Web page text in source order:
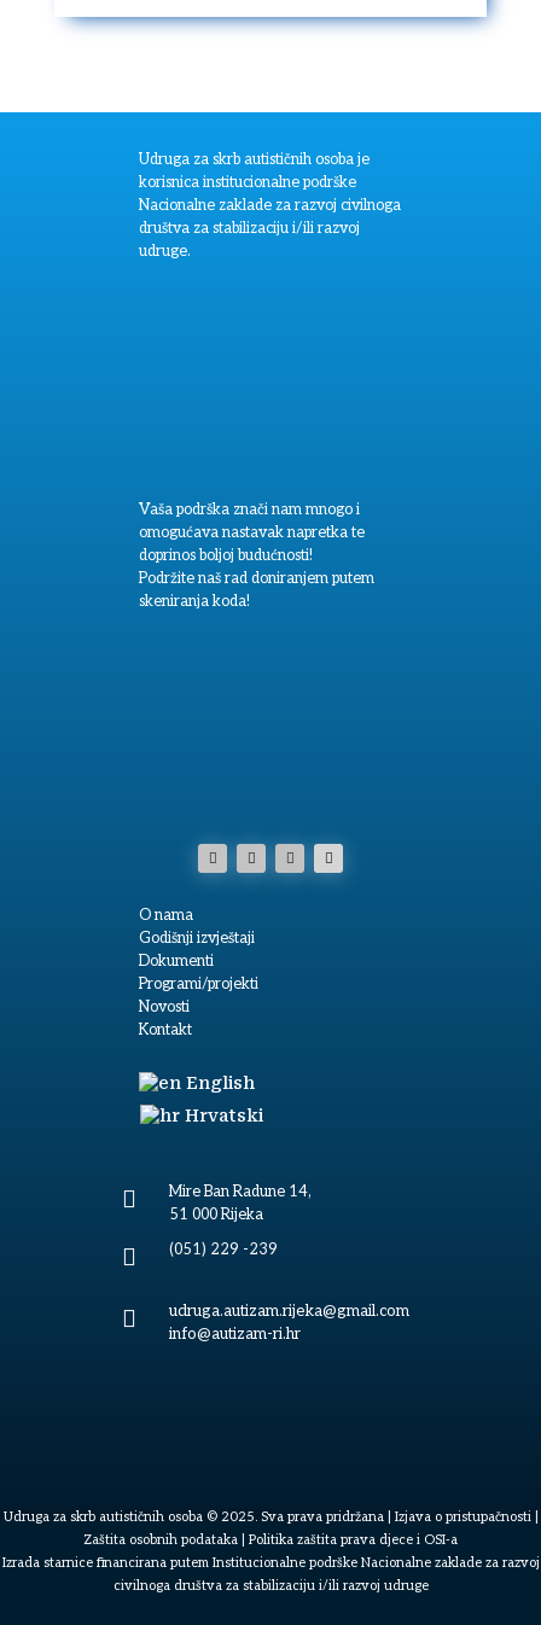
Udruga za skrb autističnih osoba je
korisnica institucionalne podrške
Nacionalne zaklade za razvoj civilnoga
društva za stabilizaciju i/ili razvoj
udruge.
Vaša podrška znači nam mnogo i
omogućava nastavak napretka te
doprinos boljoj budućnosti!
Podržite naš rad doniranjem putem
skeniranja koda!
O nama
Godišnji izvještaji
Dokumenti
Programi/projekti
Novosti
Kontakt
English
Hrvatski

Mire Ban Radune 14,
51 000 Rijeka
 (051) 229 -239

udruga.autizam.rijeka@gmail.com
info@autizam-ri.hr
Udruga za skrb autističnih osoba © 2025. Sva prava pridržana | Izjava o pristupačnosti|
Zaštita osobnih podataka
Politika zaštita prava djece i OSI-a
Izrada starnice financirana putem Institucionalne podrške Nacionalne zaklade za razvoj
civilnoga društva za stabilizaciju i/ili razvoj udruge